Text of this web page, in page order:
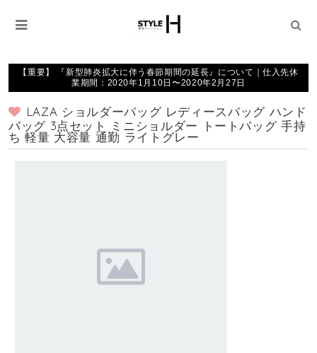
【重要】 『新型肺炎拡大に伴う春節期間の延長』について｜仕入先休
業期間：2020年1月10日〜2020年2月27日
LAZA ショルダーバッグ レディースバッグ ハンド
バッグ 3点セット ミニショルダー トートバッグ 手持
ち 軽量 大容量 通勤 ライトグレー